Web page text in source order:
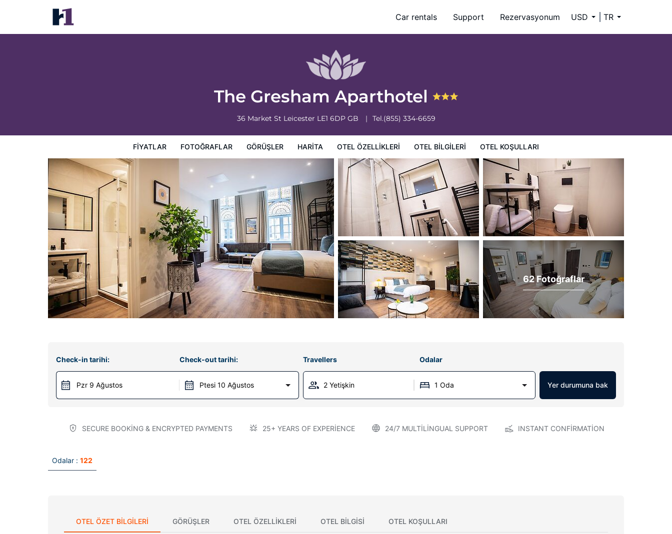
Car rentals Support Rezervasyonum USD TR
The Gresham Aparthotel
36 Market St Leicester LE1 6DP GB Tel.(855) 334-6659
FIYATLAR FOTOĞRAFLAR GÖRÜŞLER HARITA OTEL ÖZELLIKLERI OTEL BILGILERI OTEL KOŞULLARI
The Gresham Aparthotel
Fiyatlar
62 Fotoğraflar
Check-in tarihi:
Pzr 9 Ağustos
Check-out tarihi:
Ptesi 10 Ağustos
Travellers Odalar
2 Yetişkin 1 Oda Yer durumuna bak
SECURE BOOKING & ENCRYPTED PAYMENTS 25+ YEARS OF EXPERIENCE 24/7 MULTILINGUAL SUPPORT INSTANT CONFIRMATION
Odalar : 122
OTEL ÖZET BILGILERI GÖRÜŞLER OTEL ÖZELLIKLERI OTEL BILGISI OTEL KOŞULLARI